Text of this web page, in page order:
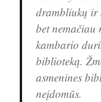
drambliukų ir
bet nemačiau
kambario
biblioteką.
asmenines
neįdomūs.